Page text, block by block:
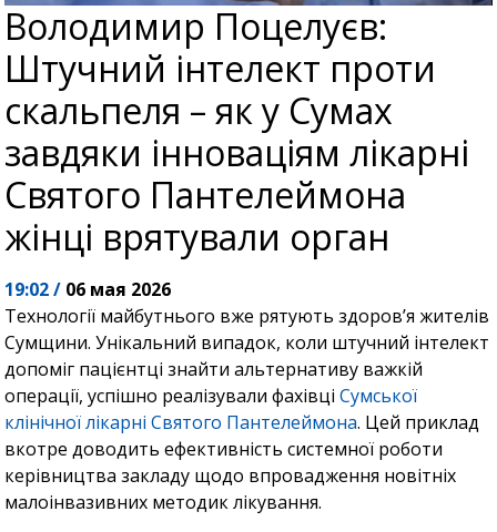
Володимир Поцелуєв:
Штучний інтелект проти
скальпеля – як у Сумах
завдяки інноваціям лікарні
Святого Пантелеймона
жінці врятували орган
19:02 / 06 мая 2026
Технології майбутнього вже рятують здоров’я жителів
Сумщини. Унікальний випадок, коли штучний інтелект
допоміг пацієнтці знайти альтернативу важкій
операції, успішно реалізували фахівціСумської
клінічної лікарні Святого Пантелеймона. Цей приклад
вкотре доводить ефективність системної роботи
керівництва закладу щодо впровадження новітніх
малоінвазивних методик лікування.